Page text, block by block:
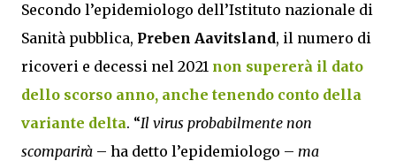
Secondo l’epidemiologo dell’Istituto nazionale di
Sanità pubblica, Preben Aavitsland, il numero di
ricoveri e decessi nel 2021 non supererà il dato
dello scorso anno, anche tenendo conto della
variante delta. “Il virus probabilmente non
scomparirà – ha detto l’epidemiologo – ma